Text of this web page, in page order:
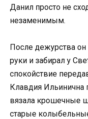
Данил просто не
незаменимым.
После дежурства
руки и забирал у
спокойствие
Клавдия Ильинична
вязала крошечные
старые